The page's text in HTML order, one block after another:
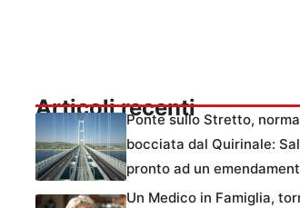
Articoli recentiPonte sullo Stretto, norma
bocciata dal Quirinale:
pronto ad un
Un Medico in Famiglia,